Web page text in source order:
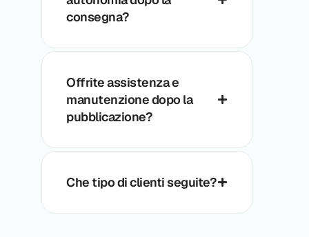
consegna?
Offrite assistenza e
manutenzione dopo la
pubblicazione?
Che tipo di clienti seguite?